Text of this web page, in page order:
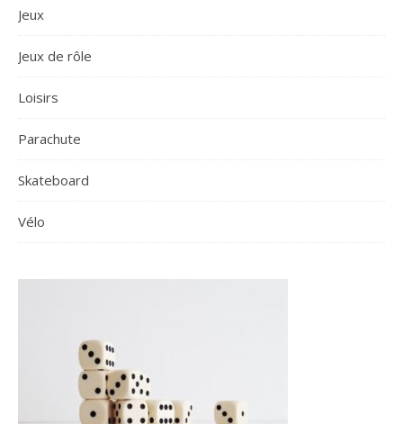
Jeux
Jeux de rôle
Loisirs
Parachute
Skateboard
Vélo